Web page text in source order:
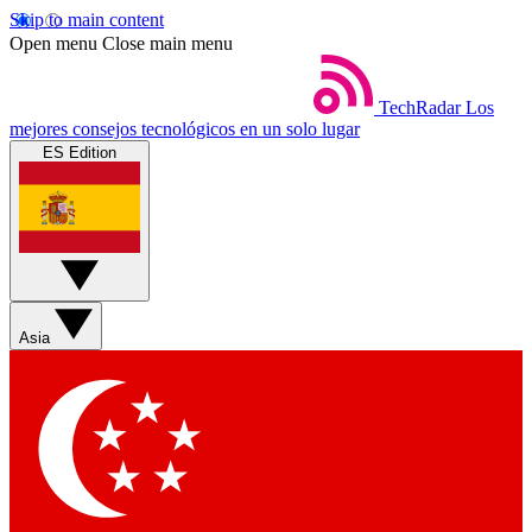
Skip to main content
Open menu Close main menu
TechRadar Los
mejores consejos tecnológicos en un solo lugar
ES Edition
Asia